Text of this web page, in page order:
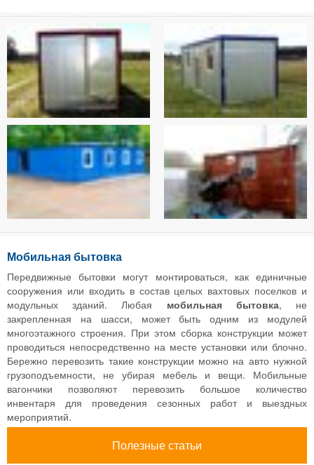
Мобильная бытовка
Передвижные бытовки могут монтироваться, как единичные
сооружения или входить в состав целых вахтовых поселков и
модульных зданий. Любая мобильная бытовка, не
закрепленная на шасси, может быть одним из модулей
многоэтажного строения. При этом сборка конструкции может
проводиться непосредственно на месте установки или блочно.
Бережно перевозить такие конструкции можно на авто нужной
грузоподъемности, не убирая мебель и вещи. Мобильные
вагончики позволяют перевозить большое количество
инвентаря для проведения сезонных работ и выездных
мероприятий.
Полезные статьи